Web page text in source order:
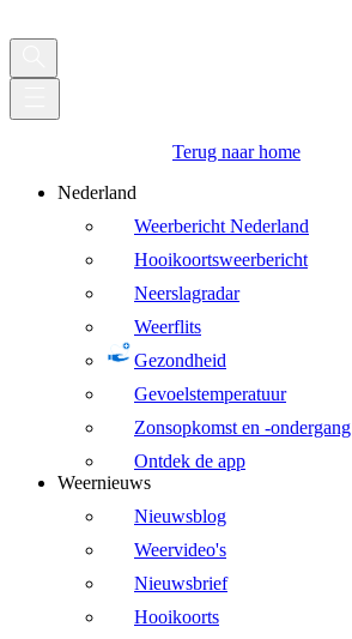
Terug naar home
Nederland
Weerbericht Nederland
Hooikoortsweerbericht
Neerslagradar
Weerflits
Gezondheid
Gevoelstemperatuur
Zonsopkomst en -ondergang
Ontdek de app
Weernieuws
Nieuwsblog
Weervideo's
Nieuwsbrief
Hooikoorts